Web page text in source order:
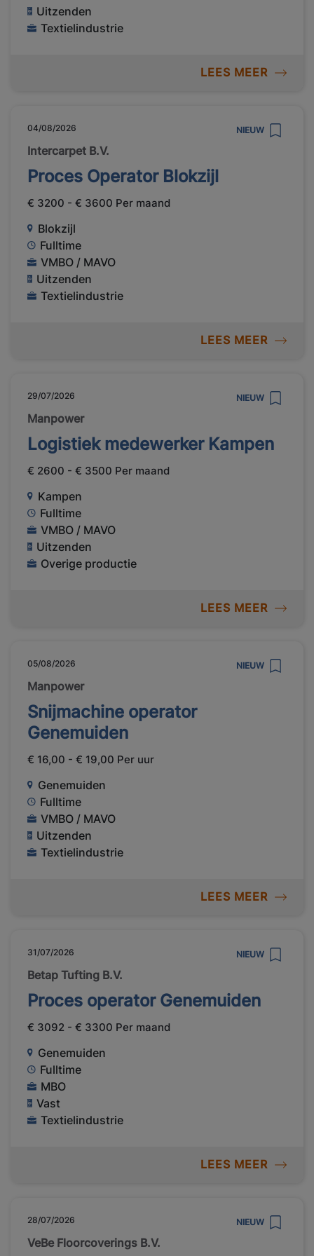
Uitzenden
Textielindustrie
LEES MEER
04/08/2026 NIEUW
Intercarpet B.V.
Proces Operator Blokzijl
€ 3200 - € 3600 Per maand
Blokzijl
Fulltime
VMBO / MAVO
Uitzenden
Textielindustrie
LEES MEER
29/07/2026 NIEUW
Manpower
Logistiek medewerker Kampen
€ 2600 - € 3500 Per maand
Kampen
Fulltime
VMBO / MAVO
Uitzenden
Overige productie
LEES MEER
05/08/2026 NIEUW
Manpower
Snijmachine operator
Genemuiden
€ 16,00 - € 19,00 Per uur
Genemuiden
Fulltime
VMBO / MAVO
Uitzenden
Textielindustrie
LEES MEER
31/07/2026 NIEUW
Betap Tufting B.V.
Proces operator Genemuiden
€ 3092 - € 3300 Per maand
Genemuiden
Fulltime
MBO
Vast
Textielindustrie
LEES MEER
28/07/2026 NIEUW
VeBe Floorcoverings B.V.